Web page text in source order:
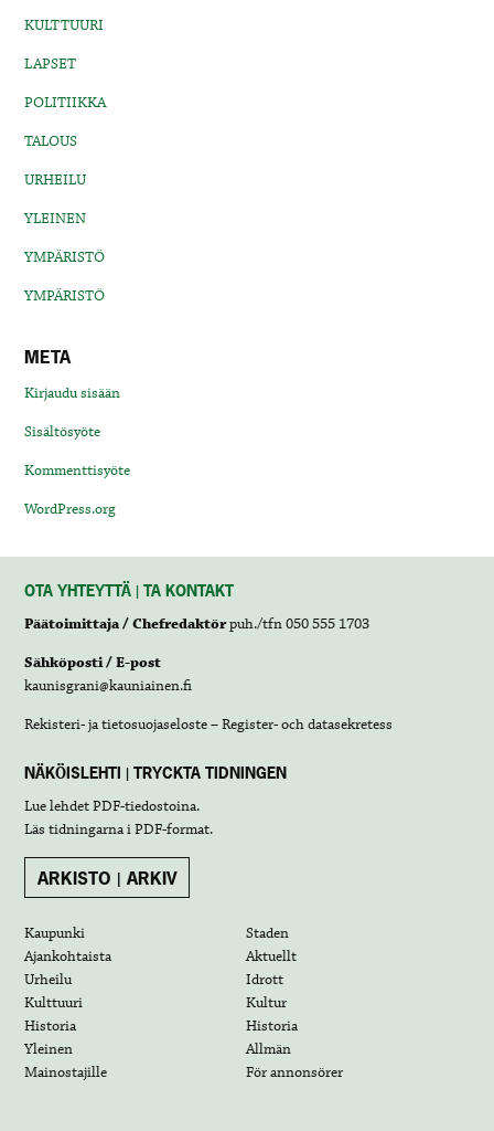
KULTTUURI
LAPSET
POLITIIKKA
TALOUS
URHEILU
YLEINEN
YMPÄRISTÖ
YMPÄRISTÖ
META
Kirjaudu sisään
Sisältösyöte
Kommenttisyöte
WordPress.org
OTA YHTEYTTÄ | TA KONTAKT
Päätoimittaja / Chefredaktörpuh./tfn 050 555 1703
Sähköposti / E-post
kaunisgrani@kauniainen.fi
Rekisteri- ja tietosuojaseloste – Register- och datasekretess
NÄKÖISLEHTI | TRYCKTA TIDNINGEN
Lue lehdetPDF-tiedostoina.
Läs tidningarna iPDF-format.
ARKISTO | ARKIV
Kaupunki
Staden
Ajankohtaista
Aktuellt
Urheilu
Idrott
Kulttuuri
Kultur
Historia
Historia
Yleinen
Allmän
Mainostajille
För annonsörer